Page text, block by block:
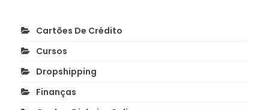
Cartões De Crédito
Cursos
Dropshipping
Finanças